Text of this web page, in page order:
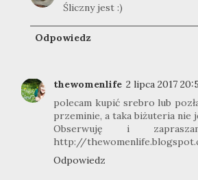
Śliczny jest :)
Odpowiedz
thewomenlife 2 lipca 2017
polecam kupić srebro lub
przeminie, a taka biżuteria nie
Obserwuję i
http://
Odpowiedz